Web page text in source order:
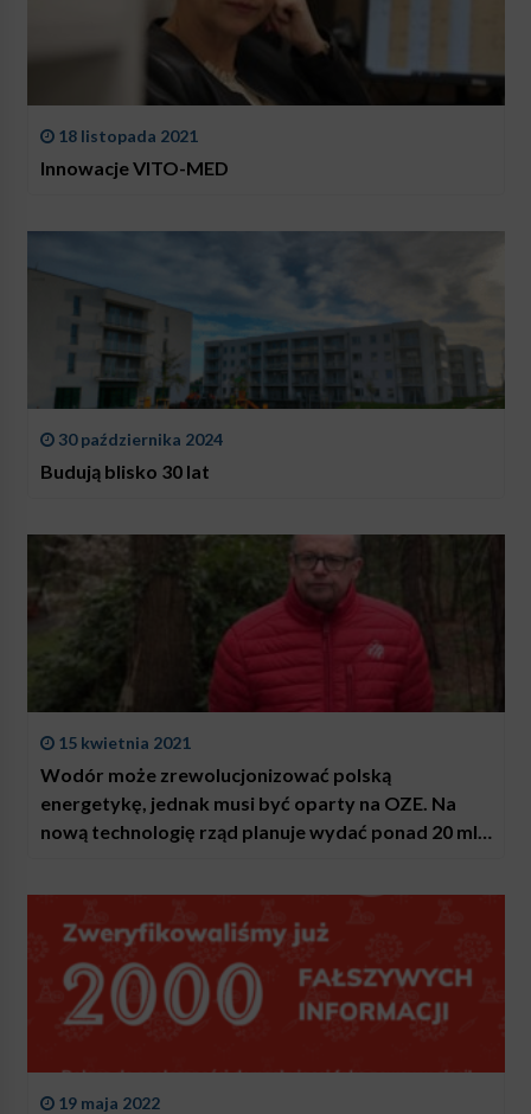
18 listopada 2021
Innowacje VITO-MED
30 października 2024
Budują blisko 30 lat
15 kwietnia 2021
Wodór może zrewolucjonizować polską
energetykę, jednak musi być oparty na OZE. Na
nową technologię rząd planuje wydać ponad 20 mld
19 maja 2022